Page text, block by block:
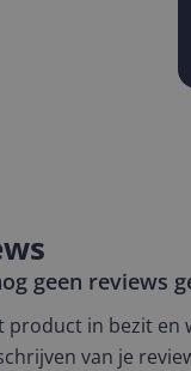
geen reviews
product in bezit en
van je